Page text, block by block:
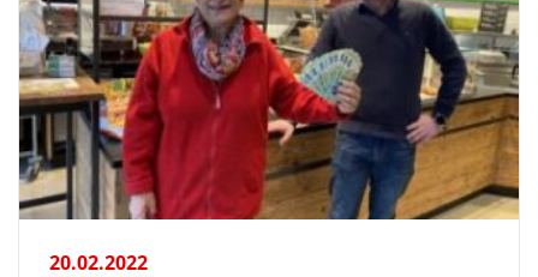
20.02.2022